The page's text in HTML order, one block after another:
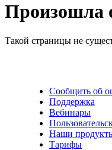
Произошла
Такой страницы не
Сообщить об
Поддержка
Вебинары
Наши
Тарифы